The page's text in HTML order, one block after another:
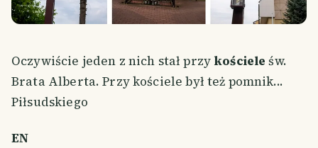
Oczywiście jeden z nich stał przy kościele św.
Brata Alberta. Przy kościele był też pomnik...
Piłsudskiego
EN